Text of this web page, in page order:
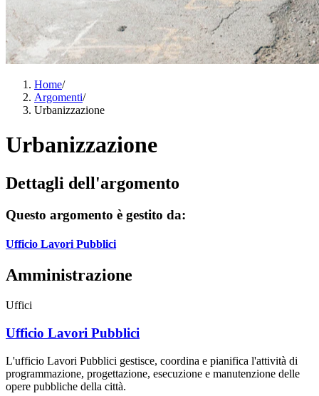
Home/
Argomenti/
Urbanizzazione
Urbanizzazione
Dettagli dell'argomento
Questo argomento è gestito da:
Ufficio Lavori Pubblici
Amministrazione
Uffici
Ufficio Lavori Pubblici
L'ufficio Lavori Pubblici gestisce, coordina e pianifica l'attività di
programmazione, progettazione, esecuzione e manutenzione delle
opere pubbliche della città.